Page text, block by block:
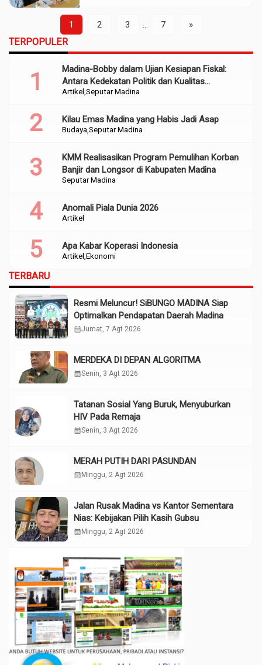
1 2 3 … 7 »
TERPOPULER
Artikel Seputar Madina
Madina-Bobby dalam Ujian Kesiapan Fiskal:
Antara Kedekatan Politik dan Kualitas
Perencanaan
Budaya Seputar Madina
Kilau Emas Madina yang Habis Jadi Asap
Seputar Madina
KMM Realisasikan Program Pemulihan Korban
Banjir dan Longsor di Kabupaten Madina
Artikel
Anomali Piala Dunia 2026
Artikel Ekonomi
Apa Kabar Koperasi Indonesia
TERBARU
Resmi Meluncur! SiBUNGO MADINA Siap
Optimalkan Pendapatan Daerah Madina
calendar_monthJumat, 7 Agt 2026
MERDEKA DI DEPAN ALGORITMA
calendar_monthSenin, 3 Agt 2026
Tatanan Sosial Yang Buruk, Menyuburkan
HIV Pada Remaja
calendar_monthSenin, 3 Agt 2026
MERAH PUTIH DARI PASUNDAN
calendar_month Minggu, 2 Agt 2026
Jalan Rusak Madina vs Kantor Sementara
Nias: Kebijakan Pilih Kasih Gubsu
calendar_month Minggu, 2 Agt 2026